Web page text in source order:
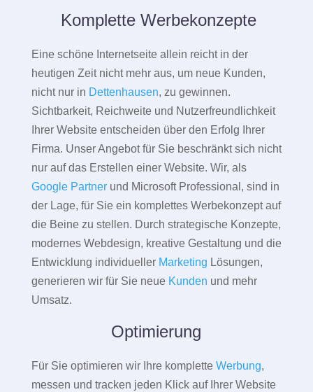
Komplette Werbekonzepte
Eine schöne Internetseite allein reicht in der
heutigen Zeit nicht mehr aus, um neue Kunden,
nicht nur in Dettenhausen, zu gewinnen.
Sichtbarkeit, Reichweite und Nutzerfreundlichkeit
Ihrer Website entscheiden über den Erfolg Ihrer
Firma. Unser Angebot für Sie beschränkt sich nicht
nur auf das Erstellen einer Website. Wir, als
Google Partnerund Microsoft Professional, sind in
der Lage, für Sie ein komplettes Werbekonzept auf
die Beine zu stellen. Durch strategische Konzepte,
modernes Webdesign, kreative Gestaltung und die
Entwicklung individueller Marketing Lösungen,
generieren wir für Sie neue Kunden und mehr
Umsatz.
Optimierung
Für Sie optimieren wir Ihre komplette Werbung,
messen und tracken jeden Klick auf Ihrer Website